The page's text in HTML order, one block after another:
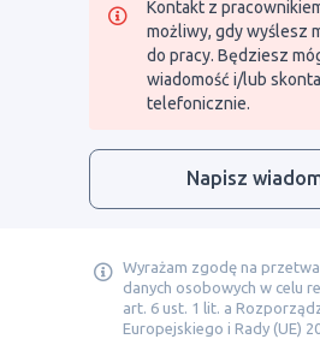
Kontakt z
możliwy, gdy wyślesz
do pracy. Będziesz
wiadomość i/lub
telefonicznie.
Napisz
Wyrażam zgodę na
danych osobowych w celu
art. 6 ust. 1 lit. a
Europejskiego i Rady (UE)